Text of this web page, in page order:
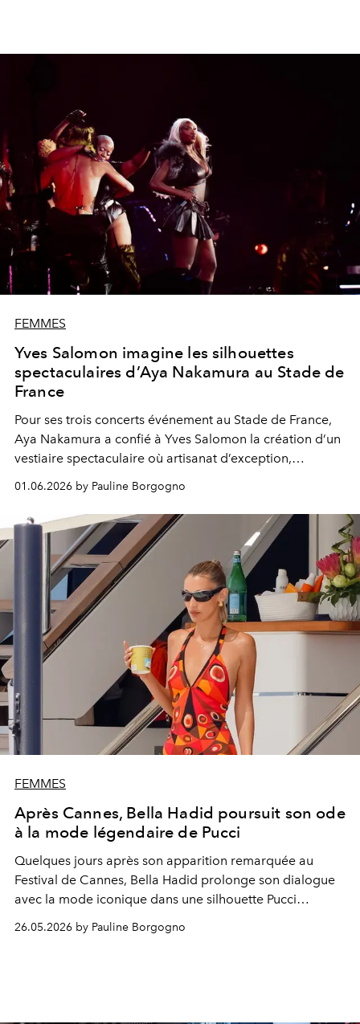
FEMMES
Yves Salomon imagine les silhouettes
spectaculaires d’Aya Nakamura au Stade de
France
Pour ses trois concerts événement au Stade de France,
Aya Nakamura a confié à Yves Salomon la création d’un
vestiaire spectaculaire où artisanat d’exception,
01.06.2026 by Pauline Borgogno
FEMMES
Après Cannes, Bella Hadid poursuit son ode
à la mode légendaire de Pucci
Quelques jours après son apparition remarquée au
Festival de Cannes, Bella Hadid prolonge son dialogue
avec la mode iconique dans une silhouette Pucci
26.05.2026 by Pauline Borgogno